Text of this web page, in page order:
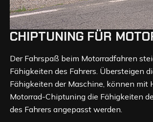
CHIPTUNING FÜR
Der Fahrspaß beim Motorradfahren
Fähigkeiten des Fahrers. Übersteigen
Fähigkeiten der Maschine, können mit
Motorrad-Chiptuning die Fähigkeiten
des Fahrers angepasst werden.